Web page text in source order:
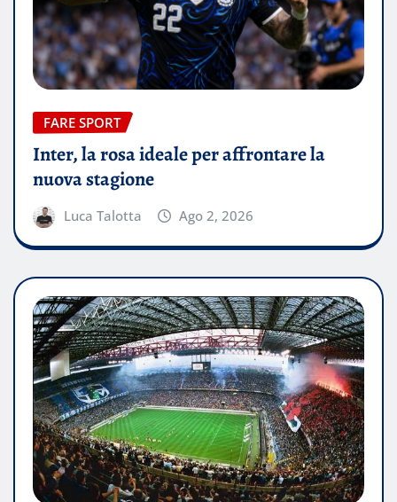
FARE SPORT
Inter, la rosa ideale per affrontare la
nuova stagione
Luca Talotta Ago 2, 2026